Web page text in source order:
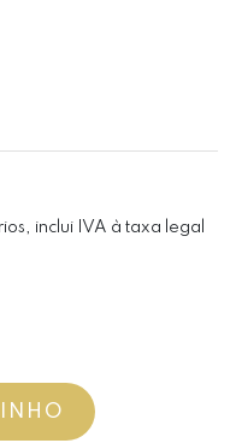
inclui IVA à taxa legal